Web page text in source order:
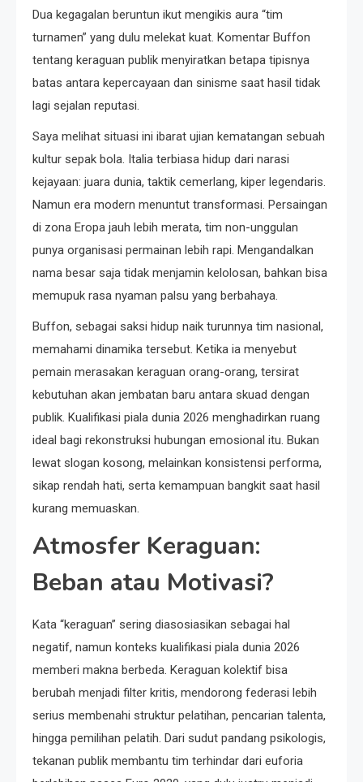
Dua kegagalan beruntun ikut mengikis aura “tim
turnamen” yang dulu melekat kuat. Komentar Buffon
tentang keraguan publik menyiratkan betapa tipisnya
batas antara kepercayaan dan sinisme saat hasil tidak
lagi sejalan reputasi.
Saya melihat situasi ini ibarat ujian kematangan sebuah
kultur sepak bola. Italia terbiasa hidup dari narasi
kejayaan: juara dunia, taktik cemerlang, kiper legendaris.
Namun era modern menuntut transformasi. Persaingan
di zona Eropa jauh lebih merata, tim non-unggulan
punya organisasi permainan lebih rapi. Mengandalkan
nama besar saja tidak menjamin kelolosan, bahkan bisa
memupuk rasa nyaman palsu yang berbahaya.
Buffon, sebagai saksi hidup naik turunnya tim nasional,
memahami dinamika tersebut. Ketika ia menyebut
pemain merasakan keraguan orang-orang, tersirat
kebutuhan akan jembatan baru antara skuad dengan
publik. Kualifikasi piala dunia 2026 menghadirkan ruang
ideal bagi rekonstruksi hubungan emosional itu. Bukan
lewat slogan kosong, melainkan konsistensi performa,
sikap rendah hati, serta kemampuan bangkit saat hasil
kurang memuaskan.
Atmosfer Keraguan:
Beban atau Motivasi?
Kata “keraguan” sering diasosiasikan sebagai hal
negatif, namun konteks kualifikasi piala dunia 2026
memberi makna berbeda. Keraguan kolektif bisa
berubah menjadi filter kritis, mendorong federasi lebih
serius membenahi struktur pelatihan, pencarian talenta,
hingga pemilihan pelatih. Dari sudut pandang psikologis,
tekanan publik membantu tim terhindar dari euforia